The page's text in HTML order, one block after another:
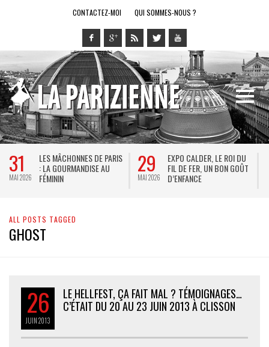
CONTACTEZ-MOI QUI SOMMES-NOUS ?
31
MAI 2026
LES MÂCHONNES DE PARIS
: LA GOURMANDISE AU
FÉMININ
29
MAI 2026
EXPO CALDER, LE ROI DU
FIL DE FER, UN BON GOÛT
D’ENFANCE
ALL POSTS TAGGED
GHOST
26
JUIN2013
LE HELLFEST, ÇA FAIT MAL ? TÉMOIGNAGES…
C’ÉTAIT DU 20 AU 23 JUIN 2013 À CLISSON